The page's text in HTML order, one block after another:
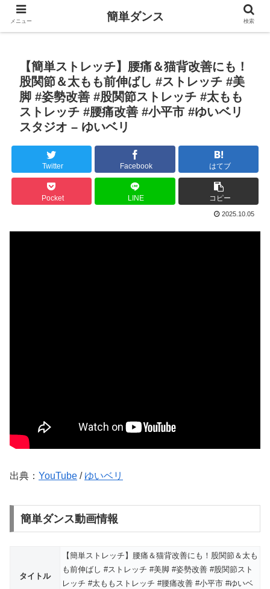
【簡単ストレッチ】腰痛＆猫背改善にも！
股関節＆太もも前伸ばし #ストレッチ #美
脚 #姿勢改善 #股関節ストレッチ #太もも
ストレッチ #腰痛改善 #小平市 #ゆいベリ
スタジオ – ゆいベリ
Twitter Facebook はてブ
Pocket LINE コピー
2025.10.05
出典： YouTube / ゆいベリ
簡単ダンス動画情報
タイトル
【簡単ストレッチ】腰痛＆猫背改善にも！股関節＆太も
も前伸ばし #ストレッチ #美脚 #姿勢改善 #股関節スト
レッチ #太ももストレッチ #腰痛改善 #小平市 #ゆいベ
メニュー 簡単ダンス 検索